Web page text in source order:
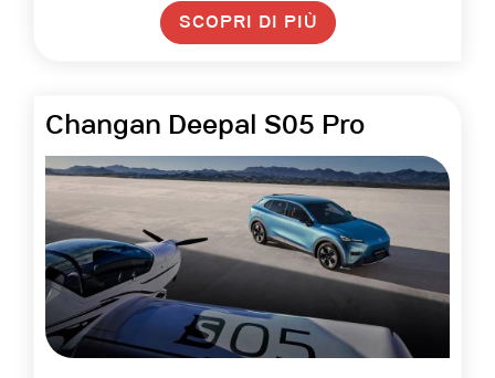
SCOPRI DI PIÙ
Changan Deepal S05 Pro